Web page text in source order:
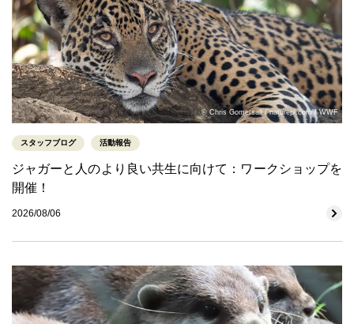
© Chris Gomersall / naturepl.com / WWF
スタッフブログ 活動報告
ジャガーと人のより良い共生に向けて：ワークショップを
開催！
2026/08/06